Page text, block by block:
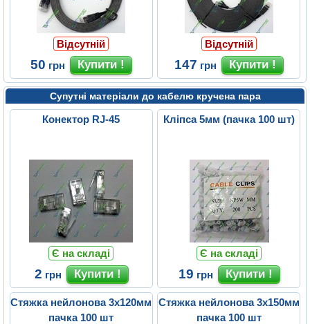
Відсутній
50 грн
Відсутній
147 грн
Супутні матеріали до кабелю кручена пара
Конектор RJ-45
Є на складі
2 грн
Кліпса 5мм (пачка 100 шт)
Є на складі
19 грн
Стяжка нейлонова 3х120мм
пачка 100 шт
Стяжка нейлонова 3х150мм
пачка 100 шт